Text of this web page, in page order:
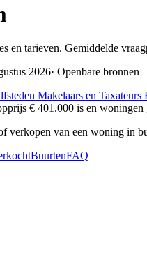
en tarieven. Gemiddelde
2026· Openbare bronnen
Makelaars en Taxateurs
€ 401.000 is en
verkopen van een woning in
BuurtenFAQ